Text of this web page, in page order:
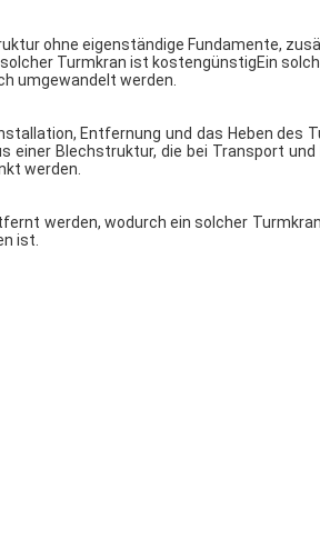
ohne eigenständige Fundamente,
Turmkran ist kostengünstigEin
umgewandelt werden.